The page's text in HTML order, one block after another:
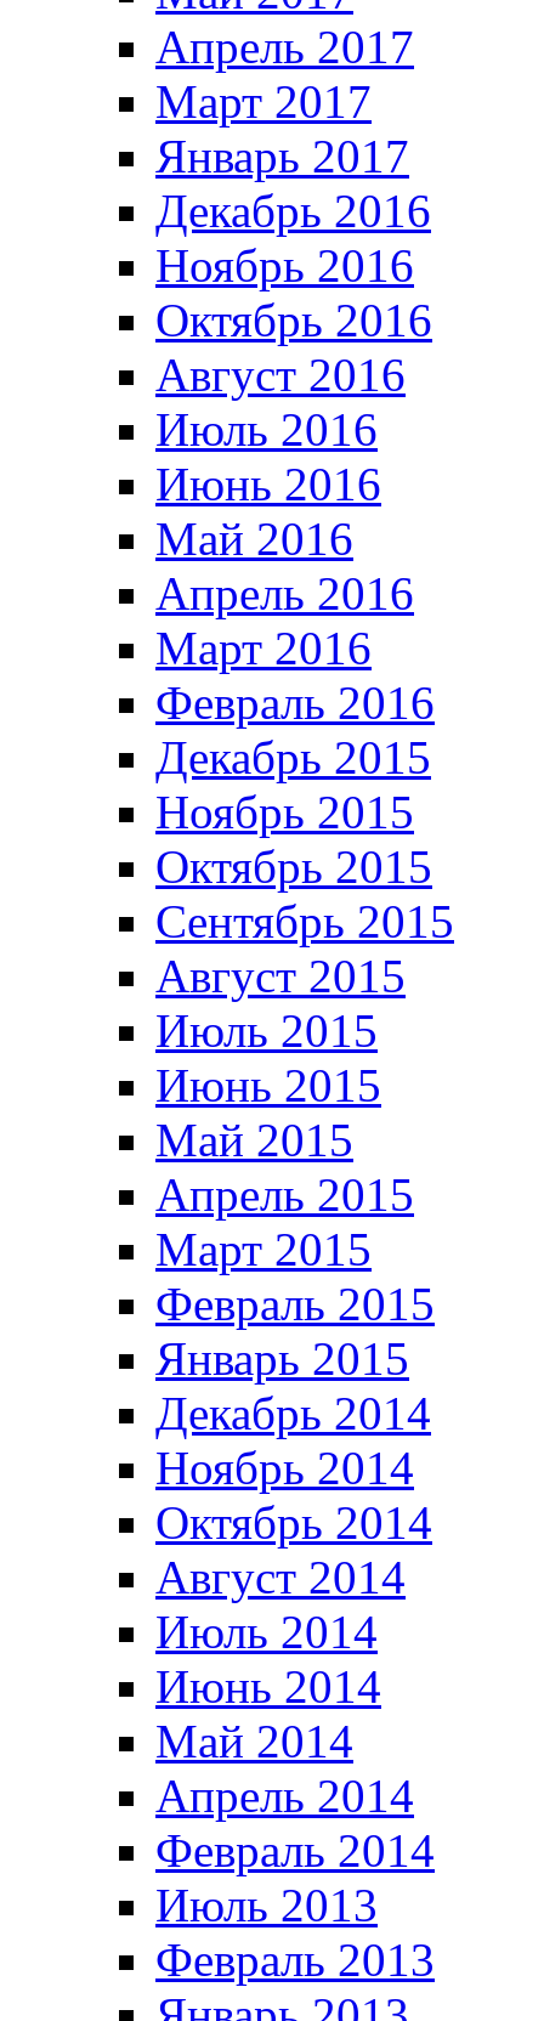
Апрель 2017
Март 2017
Январь 2017
Декабрь 2016
Ноябрь 2016
Октябрь 2016
Август 2016
Июль 2016
Июнь 2016
Май 2016
Апрель 2016
Март 2016
Февраль 2016
Декабрь 2015
Ноябрь 2015
Октябрь 2015
Сентябрь 2015
Август 2015
Июль 2015
Июнь 2015
Май 2015
Апрель 2015
Март 2015
Февраль 2015
Январь 2015
Декабрь 2014
Ноябрь 2014
Октябрь 2014
Август 2014
Июль 2014
Июнь 2014
Май 2014
Апрель 2014
Февраль 2014
Июль 2013
Февраль 2013